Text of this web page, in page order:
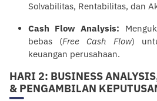
Solvabilitas, Rentabilitas, dan
Cash Flow Analysis:
bebas (Free Cash Flow)
keuangan perusahaan.
HARI 2: BUSINESS
& PENGAMBILAN